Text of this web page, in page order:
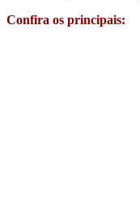
Confira os principais: